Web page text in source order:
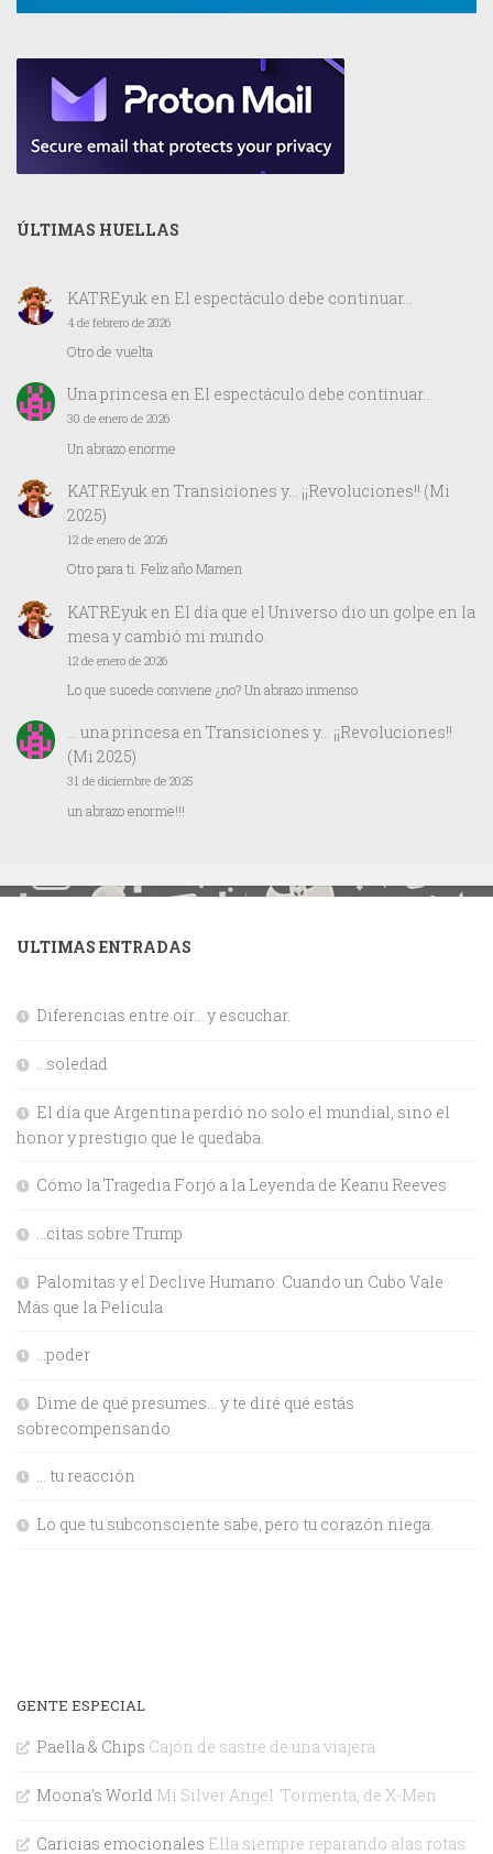
ÚLTIMAS HUELLAS
KATREyuk en El espectáculo debe continuar…
4 de febrero de 2026
Otro de vuelta
Una princesaen El espectáculo debe continuar…
30 de enero de 2026
Un abrazo enorme
KATREyuken Transiciones y… ¡¡Revoluciones!! (Mi
2025)
12 de enero de 2026
Otro para ti. Feliz año Mamen
KATREyuk en El día que el Universo dio un golpe en la
mesa y cambió mi mundo.
12 de enero de 2026
Lo que sucede conviene ¿no? Un abrazo inmenso
… una princesaen Transiciones y… ¡¡Revoluciones!!
(Mi 2025)
31 de diciembre de 2025
un abrazo enorme!!!
ULTIMAS ENTRADAS
Diferencias entre oír… y escuchar.
…soledad
El día que Argentina perdió no solo el mundial, sino el
honor y prestigio que le quedaba.
Cómo la Tragedia Forjó a la Leyenda de Keanu Reeves
…citas sobre Trump
Palomitas y el Declive Humano: Cuando un Cubo Vale
Más que la Película
…poder
Dime de qué presumes… y te diré qué estás
sobrecompensando
… tu reacción
Lo que tu subconsciente sabe, pero tu corazón niega.
GENTE ESPECIAL
Paella & Chips Cajón de sastre de una viajera
Moona's World Mi Silver Angel. Tormenta, de X-Men
Caricias emocionales Ella siempre reparando alas rotas